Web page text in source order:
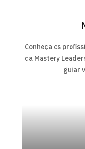
Conheça os
da Mastery
guiar